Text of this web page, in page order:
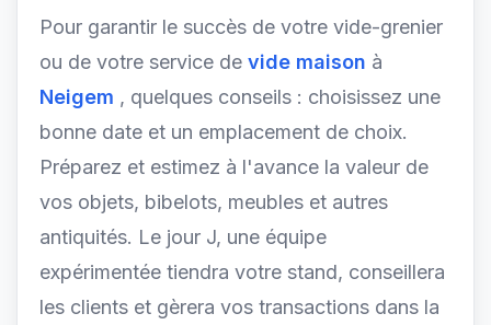
Pour garantir le succès de votre vide-grenier
ou de votre service de vide maison à
Neigem , quelques conseils : choisissez une
bonne date et un emplacement de choix.
Préparez et estimez à l'avance la valeur de
vos objets, bibelots, meubles et autres
antiquités. Le jour J, une équipe
expérimentée tiendra votre stand, conseillera
les clients et gèrera vos transactions dans la